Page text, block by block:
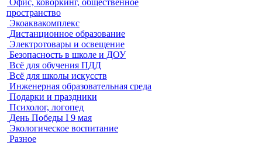
Офис, коворкинг, общественное
пространство
Экоаквакомплекс
Дистанционное образование
Электротовары и освещение
Безопасность в школе и ДОУ
Всё для обучения ПДД
Всё для школы искусств
Инженерная образовательная среда
Подарки и праздники
Психолог, логопед
День Победы I 9 мая
Экологическое воспитание
Разное